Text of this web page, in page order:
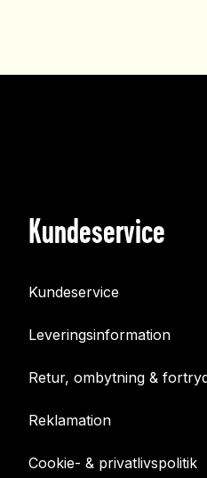
Kundeservice
Kundeservice
Leveringsinformation
Retur, ombytning &
Reklamation
Cookie- & privatlivspolitik